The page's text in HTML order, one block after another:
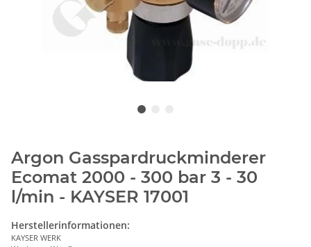
Argon Gasspardruckminderer
Ecomat 2000 - 300 bar 3 - 30
l/min - KAYSER 17001
Herstellerinformationen:
KAYSER WERK